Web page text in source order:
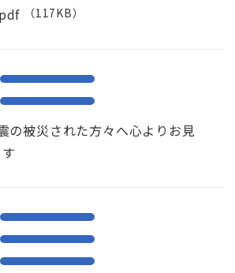
（117KB）
の被災された方々へ心よりお見